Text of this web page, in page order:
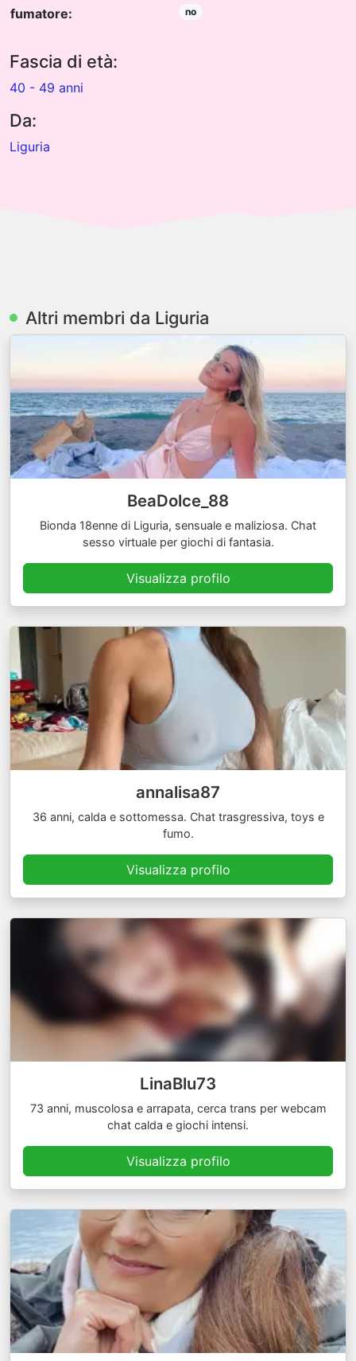
fumatore: no
Fascia di età:
40 - 49 anni
Da:
Liguria
Altri membri da Liguria
BeaDolce_88
Bionda 18enne di Liguria, sensuale e maliziosa. Chat
sesso virtuale per giochi di fantasia.
Visualizza profilo
annalisa87
36 anni, calda e sottomessa. Chat trasgressiva, toys e
fumo.
Visualizza profilo
LinaBlu73
73 anni, muscolosa e arrapata, cerca trans per webcam
chat calda e giochi intensi.
Visualizza profilo